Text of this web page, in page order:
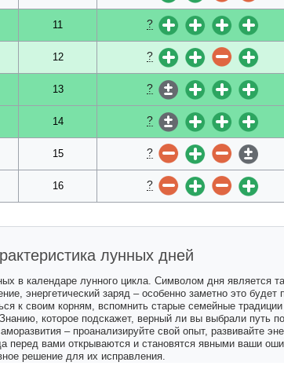
11 ?
12 ?
13 ?
14 ?
15 ?
16 ?
лунных дней
в календаре лунного цикла. Символом дня является
энергетический заряд – особенно заметно это
к своим корням, вспомнить старые семейные
которое подскажет, верный ли вы выбрали путь
– проанализируйте свой опыт, развивайте
перед вами открываются и становятся явными ваши
решение для их исправления.